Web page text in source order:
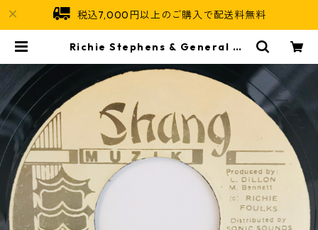
税込7,000円以上のご購入で配送料無料
Richie Stephens & General De
| Jamaican Soul